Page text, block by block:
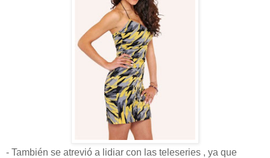
- También se atrevió a lidiar con las teleseries , ya que